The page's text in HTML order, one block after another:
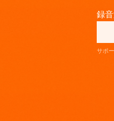
録
サポ